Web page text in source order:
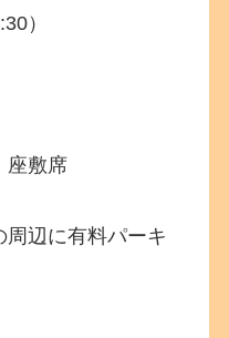
）
敷席
辺に有料パーキ